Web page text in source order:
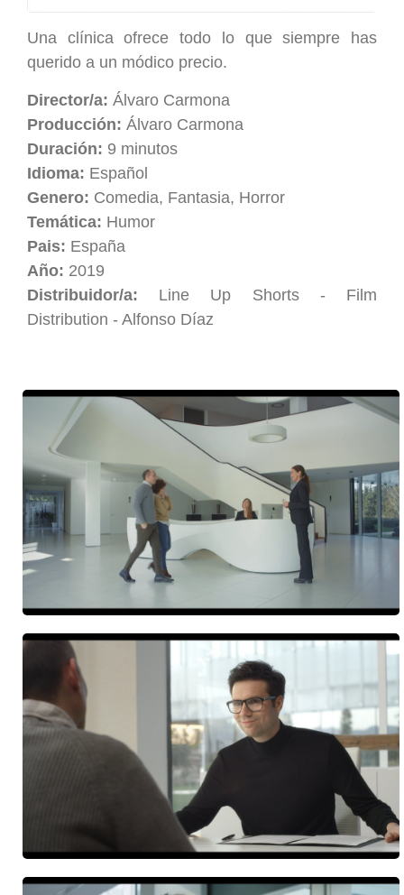
Una clínica ofrece todo lo que siempre has
querido a un módico precio.
Director/a: Álvaro Carmona
Producción: Álvaro Carmona
Duración: 9 minutos
Idioma: Español
Genero: Comedia, Fantasia, Horror
Temática: Humor
Pais: España
Año: 2019
Distribuidor/a: Line Up Shorts - Film
Distribution - Alfonso Díaz